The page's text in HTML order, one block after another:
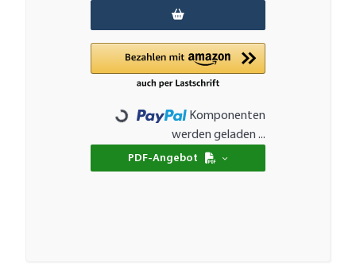
Loading...
Komponenten
werden geladen ...
PDF-Angebot